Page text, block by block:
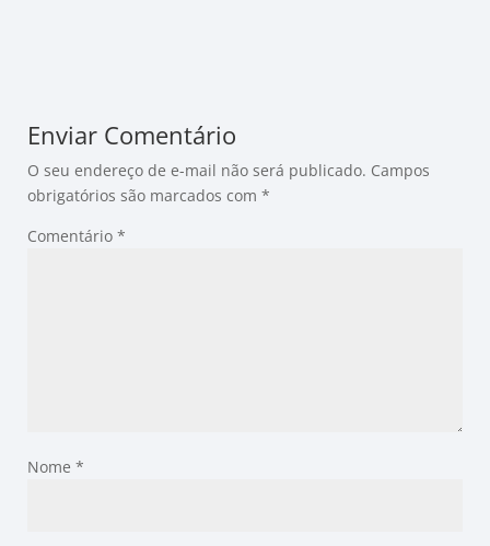
Enviar Comentário
O seu endereço de e-mail não será publicado. Campos
obrigatórios são marcados com *
Comentário *
Nome *